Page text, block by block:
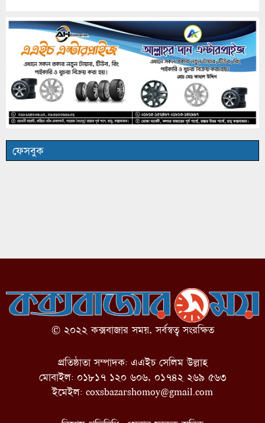
ফেসবুক
© ২০২২ কক্সবাজার সময়, সর্বস্বত্ব সংরক্ষিত
প্রতিষ্ঠাতা সম্পাদক: এএইচ সেলিম উল্লাহ
মোবাইল: ০১৮১৭ ১২০ ৬০৬, ০১৭৪২ ২৬৯ ৫৬৩
ইমেইল: coxsbazarshomoy@gmail.com